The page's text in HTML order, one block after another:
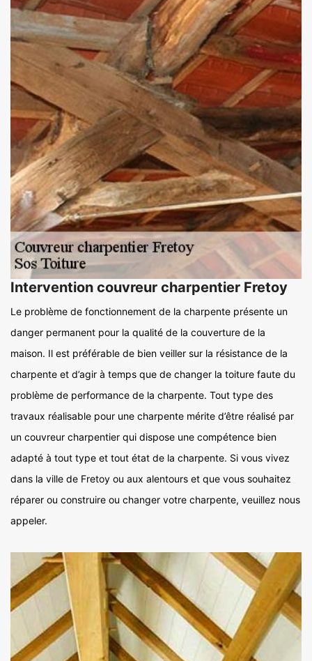
Intervention couvreur charpentier Fretoy
Le problème de fonctionnement de la charpente présente un
danger permanent pour la qualité de la couverture de la
maison. Il est préférable de bien veiller sur la résistance de la
charpente et d’agir à temps que de changer la toiture faute du
problème de performance de la charpente. Tout type des
travaux réalisable pour une charpente mérite d’être réalisé par
un couvreur charpentier qui dispose une compétence bien
adapté à tout type et tout état de la charpente. Si vous vivez
dans la ville de Fretoy ou aux alentours et que vous souhaitez
réparer ou construire ou changer votre charpente, veuillez nous
appeler.